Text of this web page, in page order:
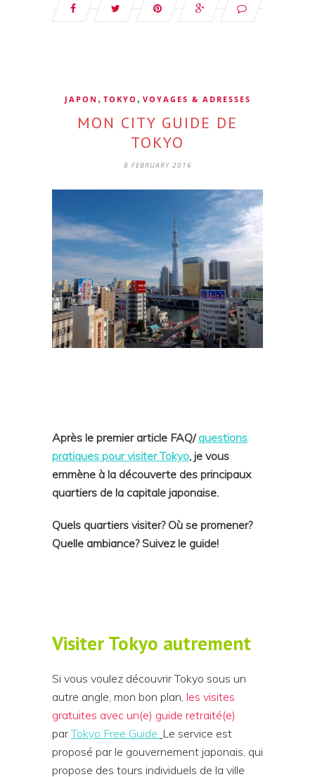
JAPON , TOKYO , VOYAGES & ADRESSES
MON CITY GUIDE DE
TOKYO
8 FEBRUARY 2016
Après le premier article FAQ/questions
pratiques pour visiter Tokyo, je vous
emmène à la découverte des principaux
quartiers de la capitale japonaise.
Quels quartiers visiter? Où se promener?
Quelle ambiance? Suivez le guide!
Visiter Tokyo autrement
Si vous voulez découvrir Tokyo sous un
autre angle, mon bon plan, les visites
gratuites avec un(e) guide retraité(e)
parTokyo Free Guide. Le service est
proposé par le gouvernement japonais, qui
propose des tours individuels de la ville